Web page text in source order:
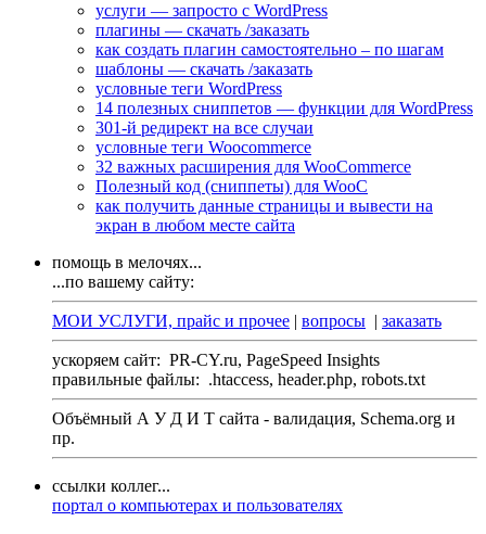
услуги — запросто с WordPress
плагины — скачать /заказать
как создать плагин самостоятельно – по шагам
шаблоны — скачать /заказать
условные теги WordPress
14 полезных сниппетов — функции для WordPress
301-й редирект на все случаи
условные теги Woocommerce
32 важных расширения для WooCommerce
Полезный код (сниппеты) для WooC
как получить данные страницы и вывести на
экран в любом месте сайта
помощь в мелочях...
...по вашему сайту:
МОИ УСЛУГИ, прайс и прочее | вопросы | заказать
ускоряем сайт: PR-CY.ru, PageSpeed Insights
правильные файлы: .htaccess, header.php, robots.txt
Объёмный А У Д И Т сайта - валидация, Schema.org и
пр.
ссылки коллег...
портал о компьютерах и пользователях